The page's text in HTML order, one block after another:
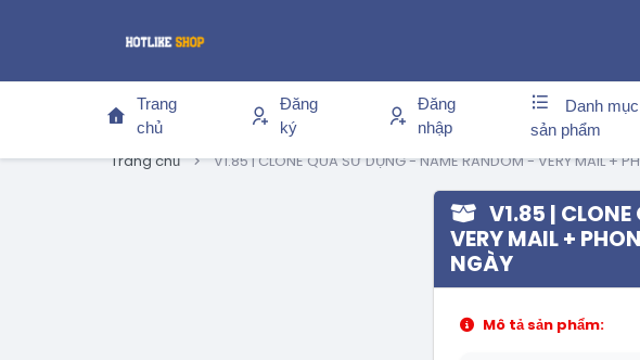
Trang
chủ
Đăng
ký
Đăng
nhập
Danh mục
sản phẩm
Trang chủ V1.85 | CLONE QUA SỬ DỤNG - NAME RANDOM - VERY MAIL +
V1.85 |
VERY MAIL +
NGÀY
Mô tả sản phẩm: